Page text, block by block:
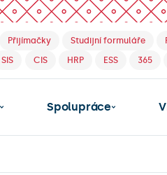
Přijímačky Studijní formuláře
SIS
CIS HRP ESS 365
Spolupráce